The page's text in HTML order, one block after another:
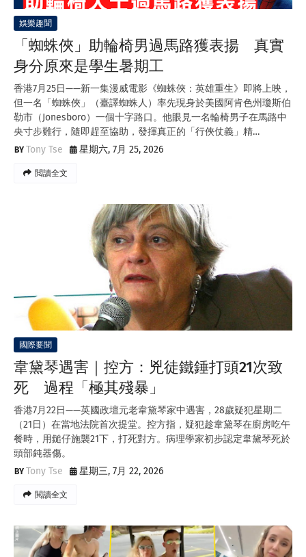
娛樂趣聞
「蜘蛛俠」助輪椅男過馬路獲表揚 真實
身分原來是學生暑期工
香港7月25日——新一集漫威電影《蜘蛛俠：英雄重生》即將上映，
但一名「蜘蛛俠」（臺譯蜘蛛人）率先現身於美國阿肯色州瓊斯伯
勒市（Jonesboro）一個十字路口。他眼見一名輪椅男子在馬路中
央寸步難行，隨即趕至協助，發揮真正的「行俠仗義」精…
Tony Tse
星期六, 7月 25, 2026
閲讀全文
國際要聞
韋黛琴遇害｜控方：兇徒鐵錘打頭21次致
死 過程「極其殘暴」
香港7月22日——英國政壇元老韋黛琴家中遇害，28歲疑犯星期二
（21日）在當地法院首次提堂。控方指，疑犯趁韋黛琴在廚房吃午
餐時，用鎚仔施襲21下，打死對方。病理學家初步認定韋黛琴死於
頭部鈍器傷。
Tony Tse
星期三, 7月 22, 2026
閲讀全文